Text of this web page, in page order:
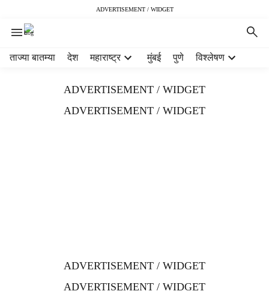
ADVERTISEMENT / WIDGET
ताज्या बातम्या देश महाराष्ट्र मुंबई पुणे विश्लेषण
ADVERTISEMENT / WIDGET
ADVERTISEMENT / WIDGET
ADVERTISEMENT / WIDGET
ADVERTISEMENT / WIDGET